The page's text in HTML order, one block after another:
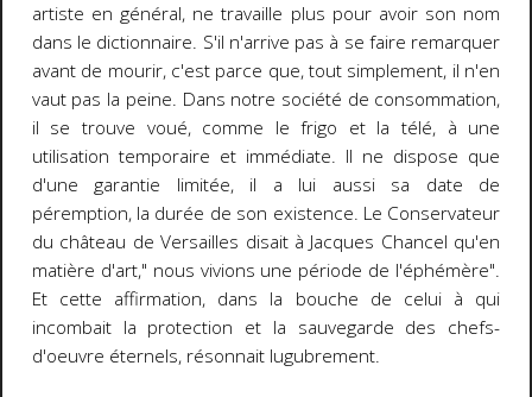
artiste en général, ne travaille plus pour avoir son nom
dans le dictionnaire. S'il n'arrive pas à se faire remarquer
avant de mourir, c'est parce que, tout simplement, il n'en
vaut pas la peine. Dans notre société de consommation,
il se trouve voué, comme le frigo et la télé, à une
utilisation temporaire et immédiate. Il ne dispose que
d'une garantie limitée, il a lui aussi sa date de
péremption, la durée de son existence. Le Conservateur
du château de Versailles disait à Jacques Chancel qu'en
matière d'art," nous vivions une période de l'éphémère".
Et cette affirmation, dans la bouche de celui à qui
incombait la protection et la sauvegarde des chefs-
d'oeuvre éternels, résonnait lugubrement.